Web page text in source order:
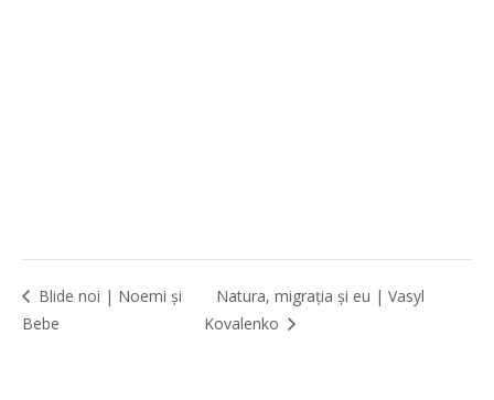
Blide noi | Noemi și
Bebe
Natura, migrația și eu | Vasyl
Kovalenko